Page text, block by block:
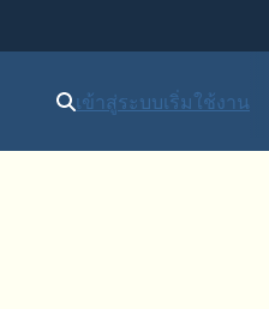
เข้าสู่ระบบเริ่มใช้งาน